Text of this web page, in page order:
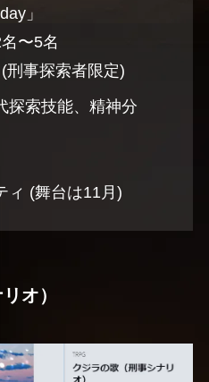
」
〜5名
者限定)
索技能、精神分
(舞台は11月)
オ）